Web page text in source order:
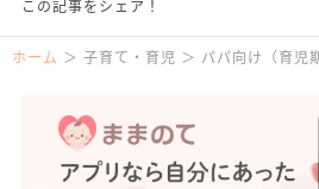
この記事をシェア！
ホーム 子育て・育児 パパ向け（育児